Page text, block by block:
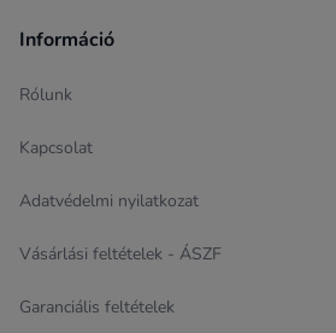
Információ
Rólunk
Kapcsolat
Adatvédelmi nyilatkozat
Vásárlási feltételek - ÁSZF
Garanciális feltételek